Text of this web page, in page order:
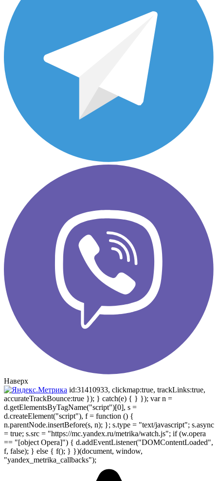
Наверх
id:31410933, clickmap:true, trackLinks:true,
accurateTrackBounce:true }); } catch(e) { } }); var n =
d.getElementsByTagName("script")[0], s =
d.createElement("script"), f = function () {
n.parentNode.insertBefore(s, n); }; s.type = "text/javascript"; s.async
= true; s.src = "https://mc.yandex.ru/metrika/watch.js"; if (w.opera
== "[object Opera]") { d.addEventListener("DOMContentLoaded",
f, false); } else { f(); } })(document, window,
"yandex_metrika_callbacks");